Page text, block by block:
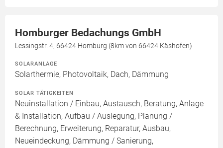
Homburger Bedachungs GmbH
Lessingstr. 4, 66424 Homburg (8km von 66424 Käshofen)
SOLARANLAGE
Solarthermie, Photovoltaik, Dach, Dämmung
SOLAR TÄTIGKEITEN
Neuinstallation / Einbau, Austausch, Beratung, Anlage
& Installation, Aufbau / Auslegung, Planung /
Berechnung, Erweiterung, Reparatur, Ausbau,
Neueindeckung, Dämmung / Sanierung,